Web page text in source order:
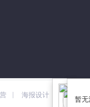
暂无
暂无
海报设计 短视频